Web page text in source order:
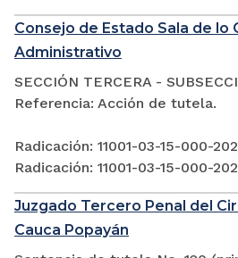
Consejo de Estado Sala de lo
Administrativo
SECCIÓN TERCERA -
Referencia: Acción de tutela.
Radicación: 11001-03-15-000-
Radicación: 11001-03-15-000-
Juzgado Tercero Penal del
Cauca Popayán